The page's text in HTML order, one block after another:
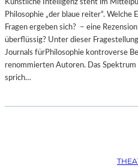
Philosophie „der blaue reiter“.
Fragen ergeben sich? – eine
überflüssig? Unter dieser
Journals fürPhilosophie kontroverse
renommierten Autoren. Das
sprich…